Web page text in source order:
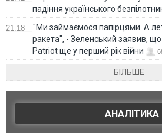
падіння українського
21:18
"Ми займаємося папірцями. А
ракета", - Зеленський заявив, що
Patriot ще у перший рік війни
БІЛЬШЕ
АНАЛІТИКА